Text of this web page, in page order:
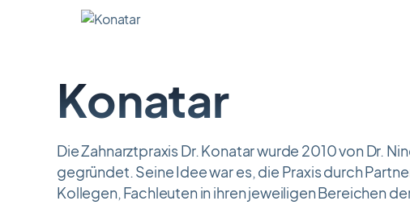
Konatar
Die Zahnarztpraxis Dr. Konatar wurde 2010 von Dr.
gegründet. Seine Idee war es, die Praxis durch
Kollegen, Fachleuten in ihren jeweiligen Bereichen